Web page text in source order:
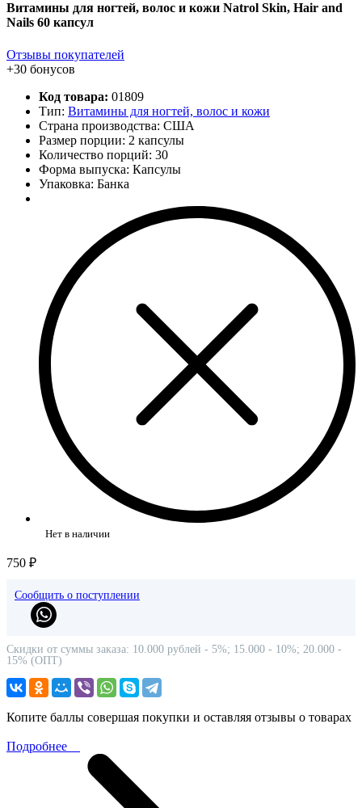
Витамины для ногтей, волос и кожи Natrol Skin, Hair and
Nails 60 капсул
Отзывы покупателей
+30 бонусов
Код товара: 01809
Тип: Витамины для ногтей, волос и кожи
Страна производства: США
Размер порции: 2 капсулы
Количество порций: 30
Форма выпуска: Капсулы
Упаковка: Банка
Нет в наличии
750 ₽
Сообщить о поступлении
Скидки от суммы заказа: 10.000 рублей - 5%; 15.000 - 10%; 20.000 -
15% (ОПТ)
Копите баллы совершая покупки и оставляя отзывы о товарах
Подробнее